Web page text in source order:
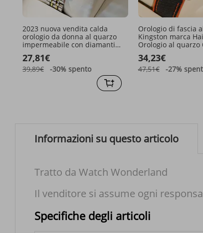
2023 nuova vendita calda
orologio da donna al quarzo
impermeabile con diamanti
fascia alta moda orologio
versatile ad alto senso
27,81€
39,89€ -30% spento
Orologio di fascia
Kingston marca
Orologio al quarzo
Orologio da uomo
34,23€
47,51€ -27%
Informazioni su questo articolo
Tratto da Watch Wonderland
Il venditore si assume ogni
Specifiche degli articoli